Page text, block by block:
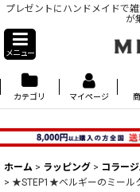
プレゼントにハンドメイドで
が
メニュー
カテゴリ マイページ
ホーム > ラッピング > コラー
> ★STEP1★ベルギーのミー